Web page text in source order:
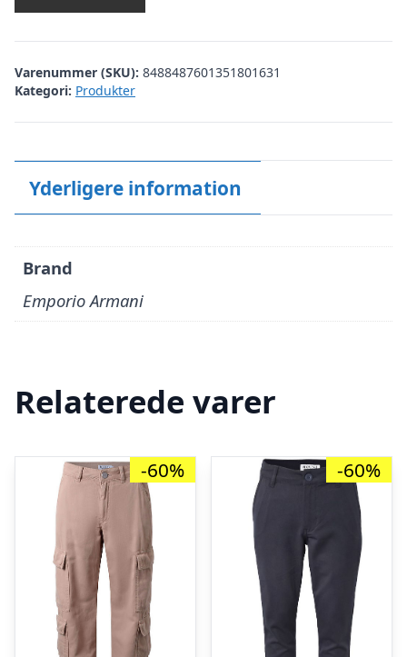
var:
kr. 1.419,95.kr. 567,98.
Varenummer (SKU): 8488487601351801631
Kategori: Produkter
Yderligere information
Brand
Emporio Armani
Relaterede varer
-60% -60%